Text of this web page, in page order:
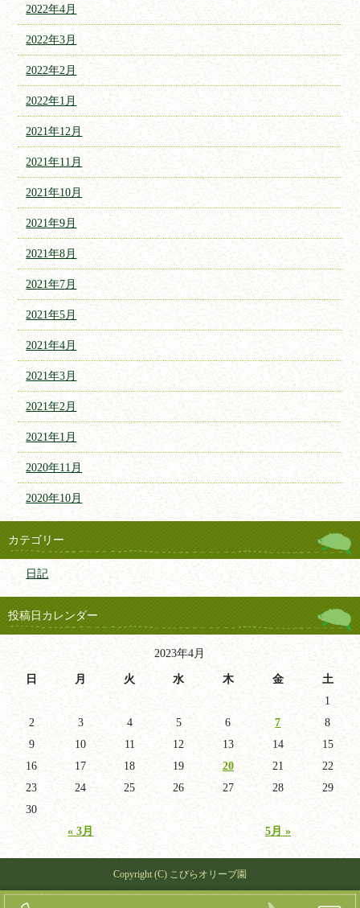
2022年4月
2022年3月
2022年2月
2022年1月
2021年12月
2021年11月
2021年10月
2021年9月
2021年8月
2021年7月
2021年5月
2021年4月
2021年3月
2021年2月
2021年1月
2020年11月
2020年10月
カテゴリー
日記
投稿日カレンダー
2023年4月
日 月 火 水 木 金 土
« 3月 5月 »
1
2
3 4 5 6 7
8
9
10 11 12 13 14
15
16
17 18 19 20 21
22
23
24 25 26 27 28
29
30
Copyright (C) こびらオリーブ園